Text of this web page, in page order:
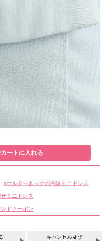
ートに入れる
ホルターネックの高級ミニドレス
ミニドレス
ドクーポン
キャンセル及び